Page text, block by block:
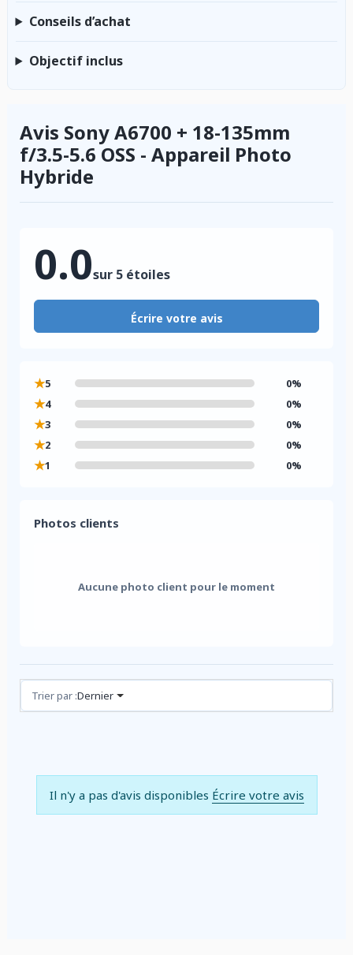
Conseils d’achat
Objectif inclus
Avis Sony A6700 + 18-135mm
f/3.5-5.6 OSS - Appareil Photo
Hybride
0.0sur 5 étoiles
Écrire votre avis
★5 0%
★4 0%
★3 0%
★2 0%
★1 0%
Photos clients
Aucune photo client pour le moment
Avis (0)
Trier par :Dernier
Il n'y a pas d'avis disponibles Écrire votre avis